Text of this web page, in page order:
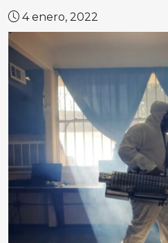
4 enero, 2022